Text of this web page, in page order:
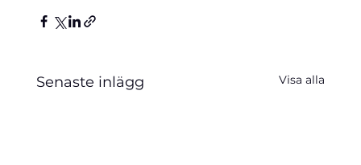
Senaste inlägg Visa alla